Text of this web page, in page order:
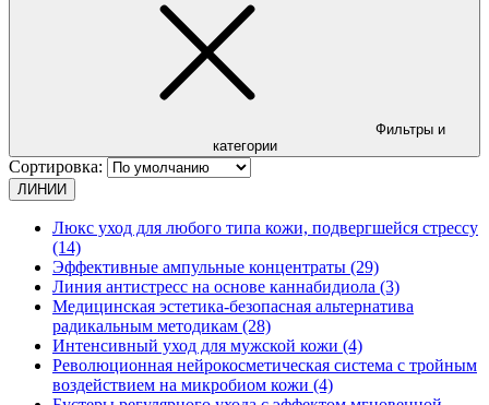
Фильтры и
категории
Сортировка:
ЛИНИИ
Люкс уход для любого типа кожи, подвергшейся стрессу
(14)
Эффективные ампульные концентраты (29)
Линия антистресс на основе каннабидиола (3)
Медицинская эстетика-безопасная альтернатива
радикальным методикам (28)
Интенсивный уход для мужской кожи (4)
Революционная нейрокосметическая система с тройным
воздействием на микробиом кожи (4)